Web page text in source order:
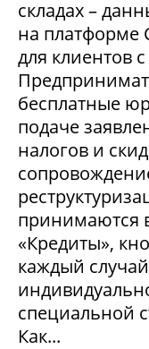
складах –
на платформе
для клиентов
бесплатные
подаче
налогов и
принимаются
«Кредиты»,
каждый
специальной
Как...